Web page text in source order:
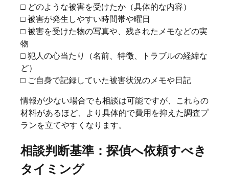
□ どのような被害を受けたか（具体的な内容）
□ 被害が発生しやすい時間帯や曜日
□ 被害を受けた物の写真や、残されたメモなどの実
物
□ 犯人の心当たり（名前、特徴、トラブルの経緯な
ど）
□ ご自身で記録していた被害状況のメモや日記
情報が少ない場合でも相談は可能ですが、これらの
材料があるほど、より具体的で費用を抑えた調査プ
ランを立てやすくなります。
相談判断基準：探偵へ依頼すべき
タイミング